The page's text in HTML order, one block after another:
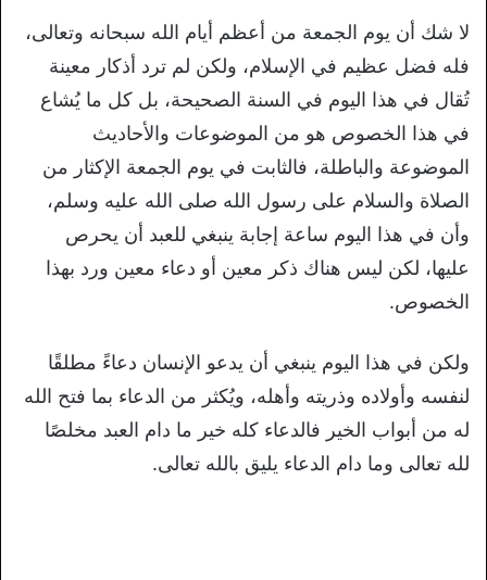
لا شك أن يوم الجمعة من أعظم أيام الله سبحانه وتعالى،
فله فضل عظيم في الإسلام، ولكن لم ترد أذكار معينة
تُقال في هذا اليوم في السنة الصحيحة، بل كل ما يُشاع
في هذا الخصوص هو من الموضوعات والأحاديث
الموضوعة والباطلة، فالثابت في يوم الجمعة الإكثار من
الصلاة والسلام على رسول الله صلى الله عليه وسلم،
وأن في هذا اليوم ساعة إجابة ينبغي للعبد أن يحرص
عليها، لكن ليس هناك ذكر معين أو دعاء معين ورد بهذا
الخصوص.
ولكن في هذا اليوم ينبغي أن يدعو الإنسان دعاءً مطلقًا
لنفسه وأولاده وذريته وأهله، ويُكثر من الدعاء بما فتح الله
له من أبواب الخير فالدعاء كله خير ما دام العبد مخلصًا
لله تعالى وما دام الدعاء يليق بالله تعالى.